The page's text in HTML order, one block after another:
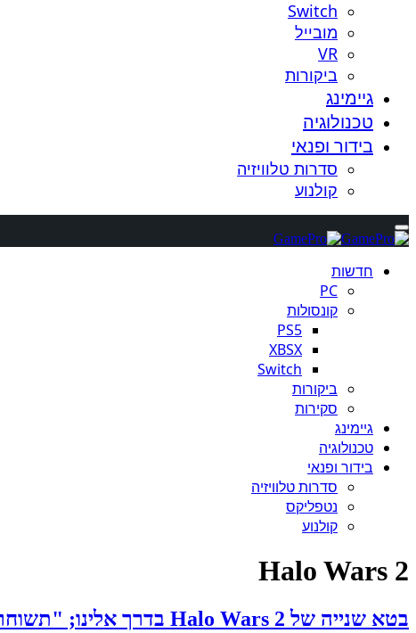
Switch
מובייל
VR
ביקורות
גיימינג
טכנולוגיה
בידור ופנאי
סדרות טלוויזיה
קולנוע
חדשות
PC
קונסולות
PS5
XBSX
Switch
ביקורות
סקירות
גיימינג
טכנולוגיה
בידור ופנאי
סדרות טלוויזיה
נטפליקס
קולנוע
Halo Wars 2
בטא שנייה של Halo Wars 2 בדרך אלינו; "תשוחרר קרוב להשקת המשחק" מיקרוסופט אומרת